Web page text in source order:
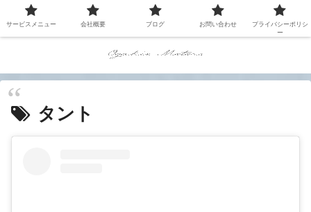
タント
サービスメニュー 会社概要 ブログ お問い合わせ
プライバシーポリシ
ー